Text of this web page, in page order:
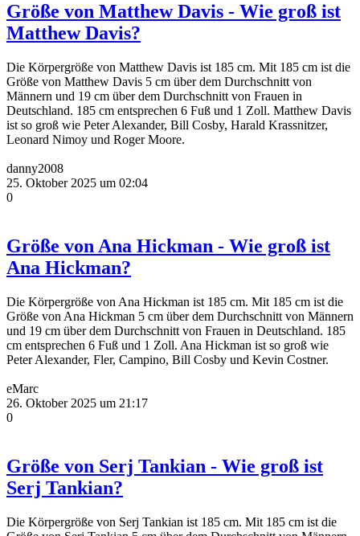
Größe von Matthew Davis - Wie groß ist
Matthew Davis?
Die Körpergröße von Matthew Davis ist 185 cm. Mit 185 cm ist die
Größe von Matthew Davis 5 cm über dem Durchschnitt von
Männern und 19 cm über dem Durchschnitt von Frauen in
Deutschland. 185 cm entsprechen 6 Fuß und 1 Zoll. Matthew Davis
ist so groß wie Peter Alexander, Bill Cosby, Harald Krassnitzer,
Leonard Nimoy und Roger Moore.
danny2008
25. Oktober 2025 um 02:04
0
Größe von Ana Hickman - Wie groß ist
Ana Hickman?
Die Körpergröße von Ana Hickman ist 185 cm. Mit 185 cm ist die
Größe von Ana Hickman 5 cm über dem Durchschnitt von Männern
und 19 cm über dem Durchschnitt von Frauen in Deutschland. 185
cm entsprechen 6 Fuß und 1 Zoll. Ana Hickman ist so groß wie
Peter Alexander, Fler, Campino, Bill Cosby und Kevin Costner.
eMarc
26. Oktober 2025 um 21:17
0
Größe von Serj Tankian - Wie groß ist
Serj Tankian?
Die Körpergröße von Serj Tankian ist 185 cm. Mit 185 cm ist die